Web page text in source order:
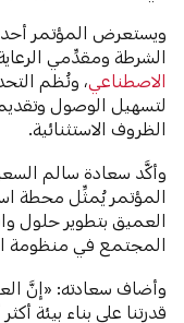
ويستعرض المؤتمر
الشرطة ومقدِّمي
الاصطناعي ، ونُظم
لتسهيل الوصول
الظروف الاستثنائية.
وأكَّد سعادة سالم
المؤتمر يُمثِّل محطة
العميق بتطوير حلول
المجتمع في منظومة
وأضاف سعادته: «إنَّ
قدرتنا على بناء بيئة